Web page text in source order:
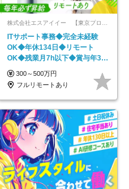
ITサポート事務◆完全未経験
OK◆年休134日◆リモート
OK◆残業月7h以下◆賞与年3回
◆5年目まで必ず昇給
300～500万円
フルリモートあり